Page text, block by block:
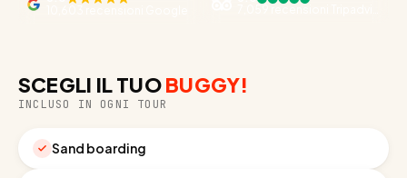
SCEGLI IL TUOBUGGY!
INCLUSO IN OGNI TOUR
Sand boarding